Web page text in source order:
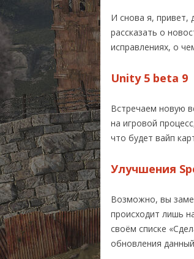
И снова я, привет,
рассказать о
исправлениях, о
Unity 5 beta 9
Встречаем новую
на игровой
что будет вайп
Улучшения
Возможно, вы
происходит лишь
своём списке
обновления